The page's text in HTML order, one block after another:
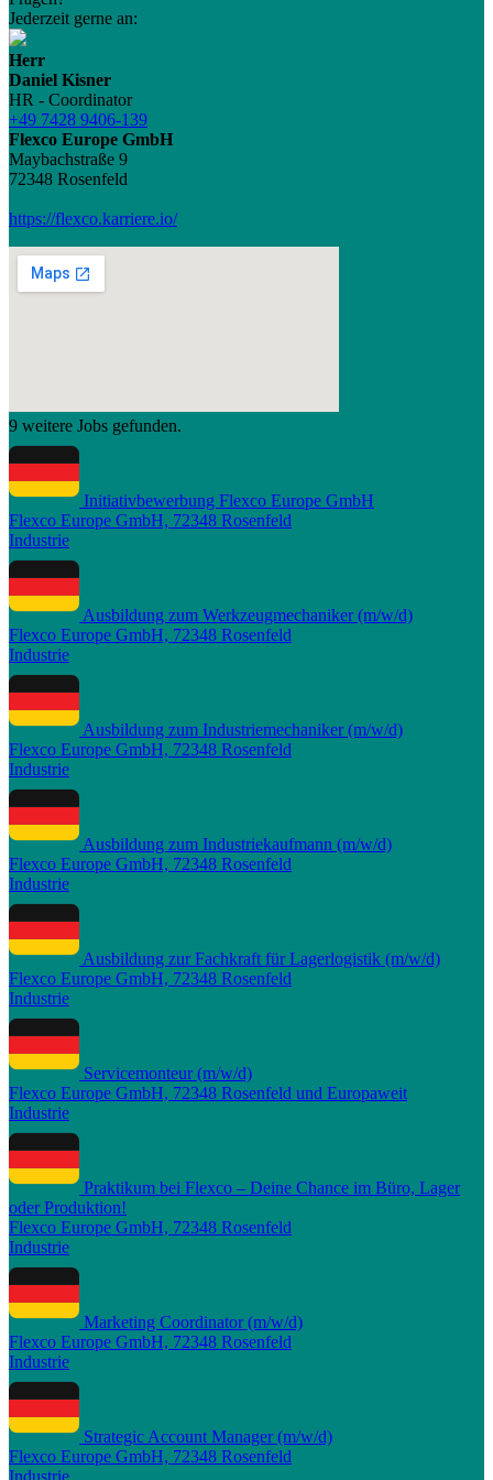
Jederzeit gerne an:
Herr
Daniel Kisner
HR - Coordinator
+49 7428 9406-139
Flexco Europe GmbH
Maybachstraße 9
72348 Rosenfeld
https://flexco.karriere.io/
9 weitere Jobs gefunden.
Initiativbewerbung Flexco Europe GmbH
Flexco Europe GmbH, 72348 Rosenfeld
Industrie
Ausbildung zum Werkzeugmechaniker (m/w/d)
Flexco Europe GmbH, 72348 Rosenfeld
Industrie
Ausbildung zum Industriemechaniker (m/w/d)
Flexco Europe GmbH, 72348 Rosenfeld
Industrie
Ausbildung zum Industriekaufmann (m/w/d)
Flexco Europe GmbH, 72348 Rosenfeld
Industrie
Ausbildung zur Fachkraft für Lagerlogistik (m/w/d)
Flexco Europe GmbH, 72348 Rosenfeld
Industrie
Servicemonteur (m/w/d)
Flexco Europe GmbH, 72348 Rosenfeld und Europaweit
Industrie
Praktikum bei Flexco – Deine Chance im Büro, Lager
oder Produktion!
Flexco Europe GmbH, 72348 Rosenfeld
Industrie
Marketing Coordinator (m/w/d)
Flexco Europe GmbH, 72348 Rosenfeld
Industrie
Strategic Account Manager (m/w/d)
Flexco Europe GmbH, 72348 Rosenfeld
Industrie